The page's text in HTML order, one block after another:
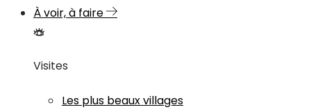
À voir, à faire
Visites
Les plus beaux villages